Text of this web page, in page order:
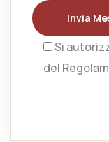
Invia
Si
del